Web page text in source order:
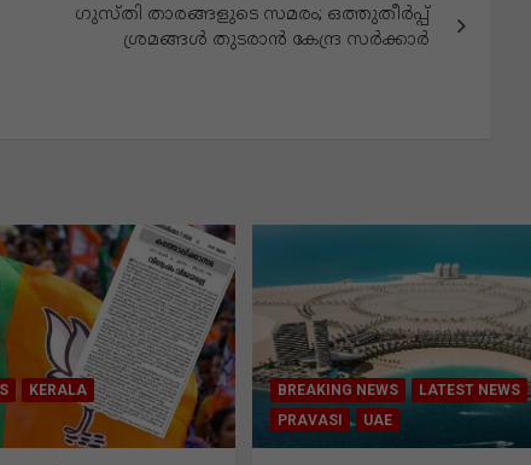
ഗുസ്‌തി താരങ്ങളുടെ സമരം; ഒത്തുതീർപ്പ്
ശ്രമങ്ങൾ തുടരാൻ കേന്ദ്ര സർക്കാർ
KERALA
BREAKING NEWS
LATEST NEWS
PRAVASI
UAE